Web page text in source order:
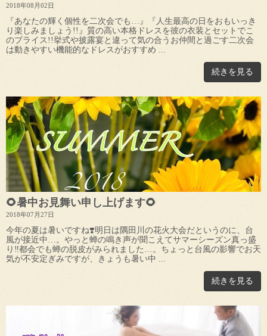
2018年08月02日
『あなたの輝く個性を二次会でも…』『人生最高の日をおもいっき
り楽しみましょう!!』質の高い本格ドレスを彼の衣装とセットでこ
のプライス!!挙式や披露宴と違って気の合うお仲間と過ごす二次会
は動きやすい機能的なドレスがおすすめ ...
続きを見る
🌻暑中お見舞い申し上げます🌻
2018年07月27日
今年の夏は暑いですね❣️明日は隅田川の花火大会だというのに、台
風が接近中…。やっと蝉の鳴き声が聞こえてサマーシーズン真っ盛
り‼都会でも蝉の脱皮がみられました…。ちょっと台風の影響でお天
気が不安定ぎみですが、きょうも暑い中 ...
続きを見る